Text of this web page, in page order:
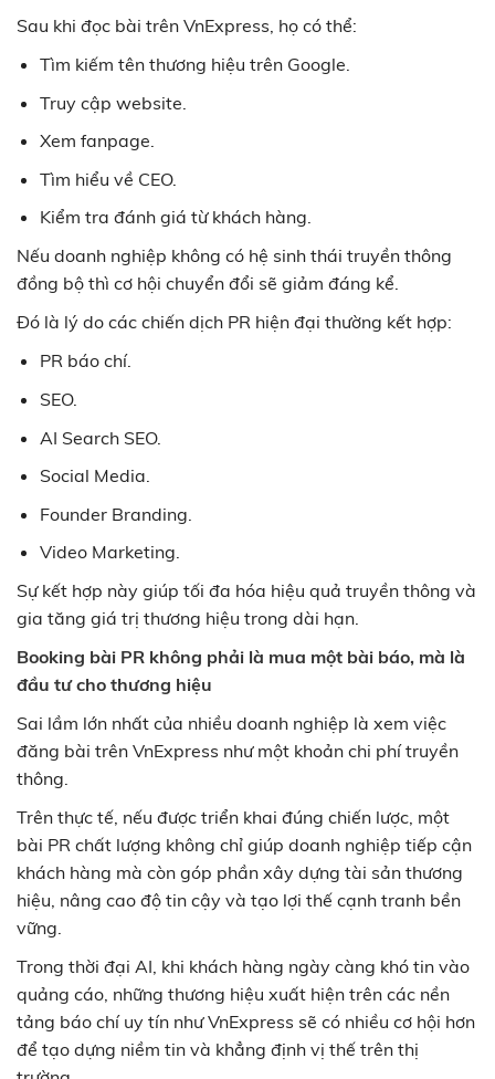
Sau khi đọc bài trên VnExpress, họ có thể:
Tìm kiếm tên thương hiệu trên Google.
Truy cập website.
Xem fanpage.
Tìm hiểu về CEO.
Kiểm tra đánh giá từ khách hàng.
Nếu doanh nghiệp không có hệ sinh thái truyền thông
đồng bộ thì cơ hội chuyển đổi sẽ giảm đáng kể.
Đó là lý do các chiến dịch PR hiện đại thường kết hợp:
PR báo chí.
SEO.
AI Search SEO.
Social Media.
Founder Branding.
Video Marketing.
Sự kết hợp này giúp tối đa hóa hiệu quả truyền thông và
gia tăng giá trị thương hiệu trong dài hạn.
Booking bài PR không phải là mua một bài báo, mà là
đầu tư cho thương hiệu
Sai lầm lớn nhất của nhiều doanh nghiệp là xem việc
đăng bài trên VnExpress như một khoản chi phí truyền
thông.
Trên thực tế, nếu được triển khai đúng chiến lược, một
bài PR chất lượng không chỉ giúp doanh nghiệp tiếp cận
khách hàng mà còn góp phần xây dựng tài sản thương
hiệu, nâng cao độ tin cậy và tạo lợi thế cạnh tranh bền
vững.
Trong thời đại AI, khi khách hàng ngày càng khó tin vào
quảng cáo, những thương hiệu xuất hiện trên các nền
tảng báo chí uy tín như VnExpress sẽ có nhiều cơ hội hơn
để tạo dựng niềm tin và khẳng định vị thế trên thị